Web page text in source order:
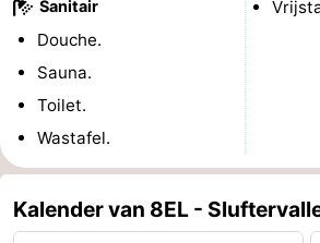
Molens
-
Uitkijkpunten
Attracties
-
Rondvaarten
-
Boerderijen
-
Sanitair
Douche.
Sauna.
Toilet.
Wastafel.
Kalender van 8EL -